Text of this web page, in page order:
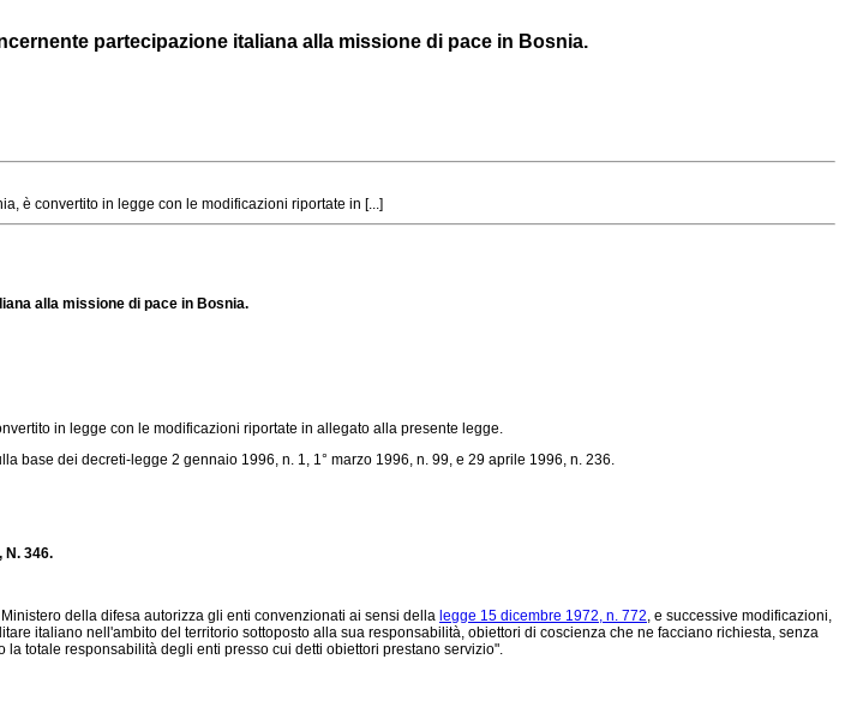
partecipazione italiana alla missione di pace in Bosnia.
è convertito in legge con le modificazioni riportate in [...]
alla missione di pace in Bosnia.
in legge con le modificazioni riportate in allegato alla presente legge.
base dei decreti- legge 2 gennaio 1996, n. 1, 1° marzo 1996, n. 99, e 29 aprile 1996, n. 236.
N. 346.
della difesa autorizza gli enti convenzionati ai sensi della legge 15 dicembre 1972, n. 772, e successive modificazioni,
italiano nell'ambito del territorio sottoposto alla sua responsabilità, obiettori di coscienza che ne facciano richiesta, senza
totale responsabilità degli enti presso cui detti obiettori prestano servizio".